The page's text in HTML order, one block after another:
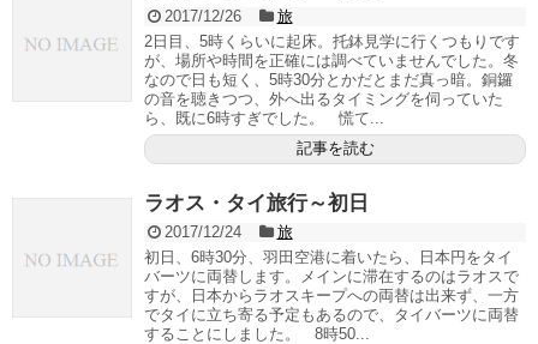
2017/12/26
旅
2日目、5時くらいに起床。托鉢見学に行くつもりです
が、場所や時間を正確には調べていませんでした。冬
なので日も短く、5時30分とかだとまだ真っ暗。銅鑼
の音を聴きつつ、外へ出るタイミングを伺っていた
ら、既に6時すぎでした。 慌て...
記事を読む
ラオス・タイ旅行～初日
2017/12/24
旅
初日、6時30分、羽田空港に着いたら、日本円をタイ
バーツに両替します。メインに滞在するのはラオスで
すが、日本からラオスキープへの両替は出来ず、一方
でタイに立ち寄る予定もあるので、タイバーツに両替
することにしました。 8時50...